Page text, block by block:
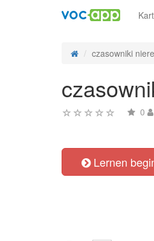
czasowniki
0
Lernen